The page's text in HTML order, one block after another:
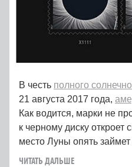
В честь полного
21 августа 2017 года,
Как водится, марки не
к черному диску откроет
место Луны опять
ЧИТАТЬ ДАЛЬШЕ